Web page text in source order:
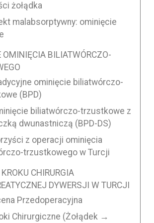
żołądka
malabsorptywny: ominięcie
OMINIĘCIA BILIATWÓRCZO-
ominięcie biliatwórczo-
(BPD)
biliatwórczo-trzustkowe z
dwunastniczą (BPD-DS)
z operacji ominięcia
trzustkowego w Turcji
CHIRURGIA
DYWERSJI W TURCJI
Przedoperacyjna
Chirurgiczne (Żołądek →